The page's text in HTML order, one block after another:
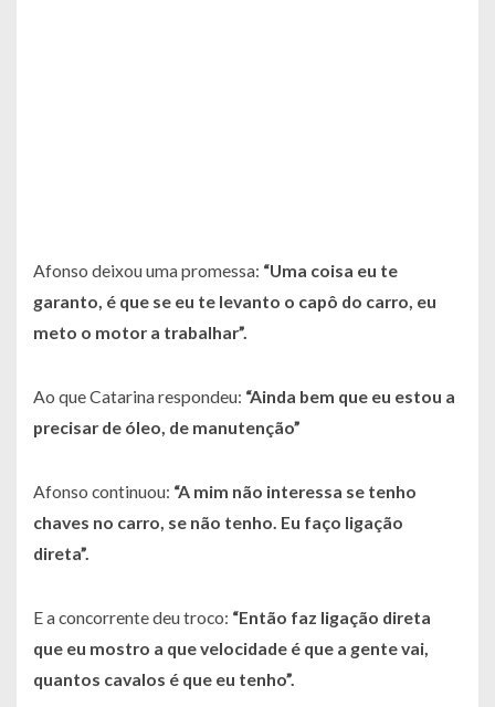
Afonso deixou uma promessa: “Uma coisa eu te
garanto, é que se eu te levanto o capô do carro, eu
meto o motor a trabalhar”.
Ao que Catarina respondeu: “Ainda bem que eu estou a
precisar de óleo, de manutenção”
Afonso continuou: “A mim não interessa se tenho
chaves no carro, se não tenho. Eu faço ligação
direta”.
E a concorrente deu troco: “Então faz ligação direta
que eu mostro a que velocidade é que a gente vai,
quantos cavalos é que eu tenho”.